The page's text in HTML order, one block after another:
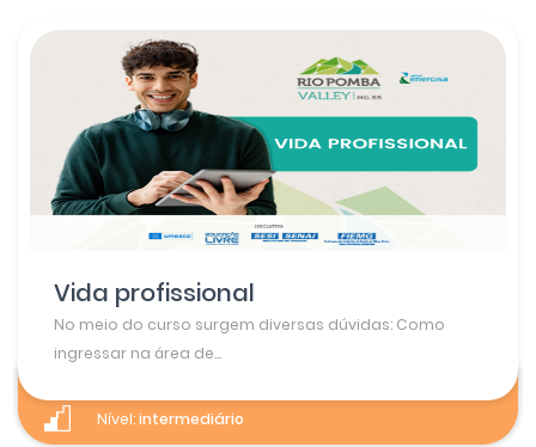
Vida profissional
No meio do curso surgem diversas dúvidas: Como
ingressar na área de...
Nível:intermediário